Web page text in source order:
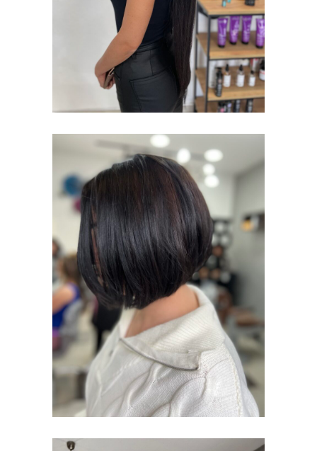
ŠIŠANJE
BOJENJE KOSE
I ŠIŠANJE
BOJENJE KOSE I
ŠIŠANJE